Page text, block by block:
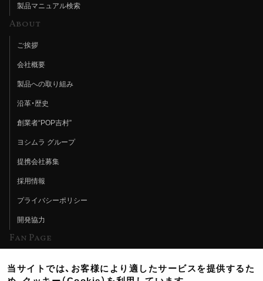
製品マニュアル検索
About
ご挨拶
会社概要
製品への取り組み
沿革・歴史
創業者“POP吉村”
ヨシムラ グループ
提携会社募集
採用情報
プライバシーポリシー
開発協力
Fan Page
ヨシムラTV
当サイトでは、お客様により適したサービスを提供するた